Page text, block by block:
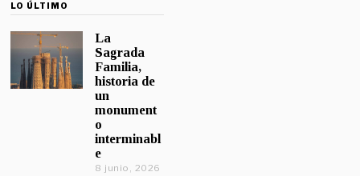
LO ÚLTIMO
La
Sagrada
Familia,
historia de
un
monument
o
interminabl
e
8 junio, 2026